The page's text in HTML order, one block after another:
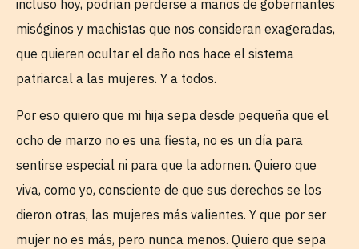
incluso hoy, podrían perderse a manos de gobernantes
misóginos y machistas que nos consideran exageradas,
que quieren ocultar el daño nos hace el sistema
patriarcal a las mujeres. Y a todos.
Por eso quiero que mi hija sepa desde pequeña que el
ocho de marzo no es una fiesta, no es un día para
sentirse especial ni para que la adornen. Quiero que
viva, como yo, consciente de que sus derechos se los
dieron otras, las mujeres más valientes. Y que por ser
mujer no es más, pero nunca menos. Quiero que sepa